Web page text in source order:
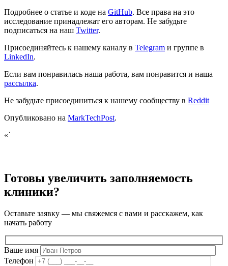
Подробнее о статье и коде на GitHub. Все права на это
исследование принадлежат его авторам. Не забудьте
подписаться на наш Twitter.
Присоединяйтесь к нашему каналу в Telegram и группе в
LinkedIn.
Если вам понравилась наша работа, вам понравится и наша
рассылка.
Не забудьте присоединиться к нашему сообществу в Reddit
Опубликовано на MarkTechPost.
«`
Готовы увеличить заполняемость
клиники?
Оставьте заявку — мы свяжемся с вами и расскажем, как
начать работу
Ваше имя
Телефон